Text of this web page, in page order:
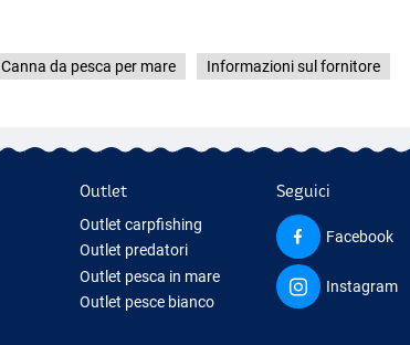
Canna da pesca per mare Informazioni sul fornitore
Outlet
Outlet carpfishing
Outlet predatori
Outlet pesca in mare
Outlet pesce bianco
Seguici
Facebook
Instagram